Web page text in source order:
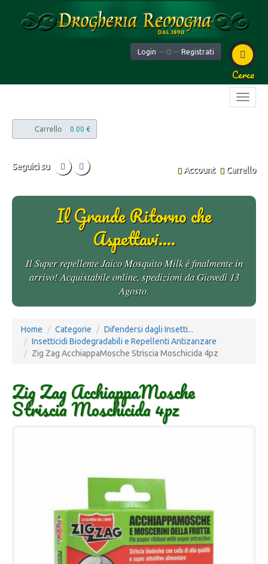
Login -- O -- Registrati
Cerca
Carrello 0.00 €
Seguici su Account Carrello
Il Grande Ritorno che
Aspettavi....
Il Super repellente Jaico Mosquito Milk è finalmente in
arrivo! Acquistabile online, spedizioni da Giovedì 13
Agosto.
Home Categorie
Difendersi dagli Insetti...
Insetticidi Biodegradabili e Repellenti Antizanzare
Zig Zag AcchiappaMosche Striscia Moschicida 4pz
Zig Zag AcchiappaMosche
Striscia Moschicida 4pz